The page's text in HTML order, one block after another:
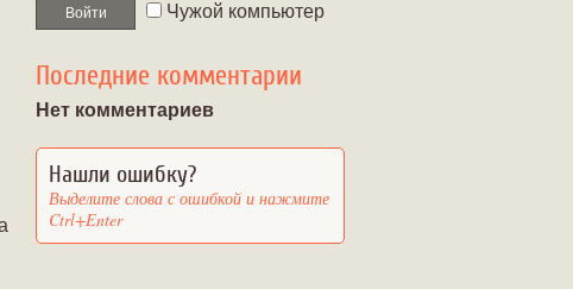
Чужой компьютер
Последние комментарии
Нет комментариев
Нашли ошибку?
Выделите слова с ошибкой и нажмите
Ctrl+Enter